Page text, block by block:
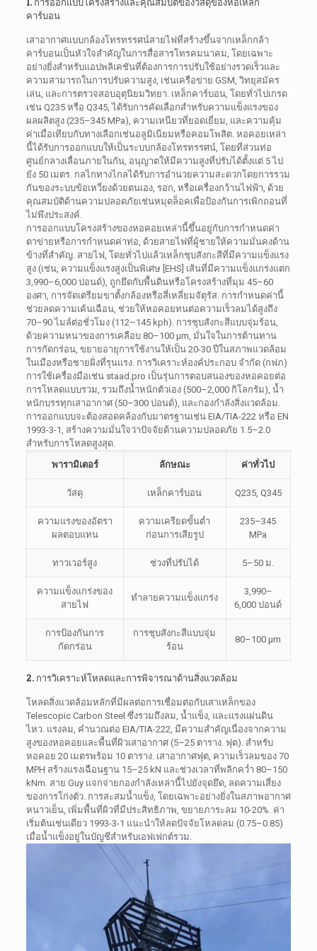
คาร์บอน
เสาอากาศแบบกล้องโทรทรรศน์สายไฟที่สร้างขึ้นจากเหล็กกล้า
คาร์บอนเป็นหัวใจสำคัญในการสื่อสารโทรคมนาคม, โดยเฉพาะ
อย่างยิ่งสำหรับแอปพลิเคชันที่ต้องการการปรับใช้อย่างรวดเร็วและ
ความสามารถในการปรับความสูง, เช่นเครือข่าย GSM, วิทยุสมัคร
เล่น, และการตรวจสอบอุตุนิยมวิทยา. เหล็กคาร์บอน, โดยทั่วไปเกรด
เช่น Q235 หรือ Q345, ได้รับการคัดเลือกสำหรับความแข็งแรงของ
ผลผลิตสูง (235–345 MPa), ความเหนียวที่ยอดเยี่ยม, และความคุ้ม
ค่าเมื่อเทียบกับทางเลือกเช่นอลูมิเนียมหรือคอมโพสิต. หอคอยเหล่า
นี้ได้รับการออกแบบให้เป็นระบบกล้องโทรทรรศน์, โดยที่ส่วนท่อ
ศูนย์กลางเลื่อนภายในกัน, อนุญาตให้มีความสูงที่ปรับได้ตั้งแต่ 5 ไป
ยัง 50 เมตร. กลไกทางไกลได้รับการอำนวยความสะดวกโดยการรวม
กันของระบบข้อเหวี่ยงด้วยตนเอง, รอก, หรือเครื่องกว้านไฟฟ้า, ด้วย
คุณสมบัติด้านความปลอดภัยเช่นหมุดล็อคเพื่อป้องกันการเพิกถอนที่
ไม่พึงประสงค์.
การออกแบบโครงสร้างของหอคอยเหล่านี้ขึ้นอยู่กับการกำหนดค่า
ตาข่ายหรือการกำหนดค่าท่อ, ด้วยสายไฟที่ผู้ชายให้ความมั่นคงด้าน
ข้างที่สำคัญ. สายไฟ, โดยทั่วไปแล้วเหล็กชุบสังกะสีที่มีความแข็งแรง
สูง (เช่น, ความแข็งแรงสูงเป็นพิเศษ [EHS] เส้นที่มีความแข็งแกร่งแตก
3,990–6,000 ปอนด์), ถูกยึดกับพื้นดินหรือโครงสร้างที่มุม 45–60
องศา, การจัดเตรียมขาตั้งกล้องหรือสี่เหลี่ยมจัตุรัส. การกำหนดค่านี้
ช่วยลดความเค้นเฉือน, ช่วยให้หอคอยทนต่อความเร็วลมได้สูงถึง
70–90 ไมล์ต่อชั่วโมง (112–145 kph). การชุบสังกะสีแบบจุ่มร้อน,
ด้วยความหนาของการเคลือบ 80–100 µm, มั่นใจในการต้านทาน
การกัดกร่อน, ขยายอายุการใช้งานให้เป็น 20-30 ปีในสภาพแวดล้อม
ในเมืองหรือชายฝั่งที่รุนแรง. การวิเคราะห์องค์ประกอบ จำกัด (กฟภ)
การใช้เครื่องมือเช่น staad.pro เป็นรุ่นการตอบสนองของหอคอยต่อ
การโหลดแบบรวม, รวมถึงน้ำหนักตัวเอง (500–2,000 กิโลกรัม), น้ำ
หนักบรรทุกเสาอากาศ (50–300 ปอนด์), และกองกำลังสิ่งแวดล้อม.
การออกแบบจะต้องสอดคล้องกับมาตรฐานเช่น EIA/TIA-222 หรือ EN
1993-3-1, สร้างความมั่นใจว่าปัจจัยด้านความปลอดภัย 1.5–2.0
สำหรับการโหลดสูงสุด.
พารามิเตอร์
ลักษณะ ค่าทั่วไป
วัสดุ เหล็กคาร์บอน Q235, Q345
ความแรงของอัตรา
ผลตอบแทน
ความเครียดขั้นต่ำ
ก่อนการเสียรูป
235–345
MPa
ทาวเวอร์สูง ช่วงที่ปรับได้ 5–50 ม.
ความแข็งแกร่งของ
สายไฟ
ทำลายความแข็งแกร่ง
3,990–
6,000 ปอนด์
การป้องกันการ
กัดกร่อน
การชุบสังกะสีแบบจุ่ม
ร้อน
80–100 µm
2. การวิเคราะห์โหลดและการพิจารณาด้านสิ่งแวดล้อม
โหลดสิ่งแวดล้อมหลักที่มีผลต่อการเชื่อมต่อกับเสาเหล็กของ
Telescopic Carbon Steel ซึ่งรวมถึงลม, น้ำแข็ง, และแรงแผ่นดิน
ไหว. แรงลม, คำนวณต่อ EIA/TIA-222, มีความสำคัญเนื่องจากความ
สูงของหอคอยและพื้นที่ผิวเสาอากาศ (5–25 ตาราง. ฟุต). สำหรับ
หอคอย 20 เมตรพร้อม 10 ตาราง. เสาอากาศฟุต, ความเร็วลมของ 70
MPH สร้างแรงเฉือนฐาน 15–25 kN และช่วงเวลาที่พลิกคว่ำ 80–150
kNm. สาย Guy แจกจ่ายกองกำลังเหล่านี้ไปยังจุดยึด, ลดความเสี่ยง
ของการโก่งตัว. การสะสมน้ำแข็ง, โดยเฉพาะอย่างยิ่งในสภาพอากาศ
หนาวเย็น, เพิ่มพื้นที่ผิวที่มีประสิทธิภาพ, ขยายภาระลม 10-20%. ค่า
เริ่มต้นเช่นเดียว 1993-3-1 แนะนำให้ลดปัจจัยโหลดลม (0.75–0.85)
เมื่อน้ำแข็งอยู่ในบัญชีสำหรับเอฟเฟกต์รวม.